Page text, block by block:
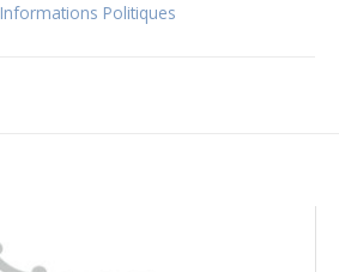
Informations Politiques